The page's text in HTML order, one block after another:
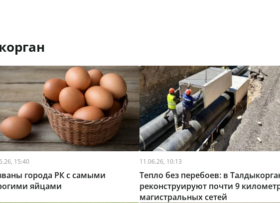
15:40
города РК с самыми
яйцами
11.06.26, 10:13
Тепло без перебоев: в
реконструируют почти 9
магистральных сетей